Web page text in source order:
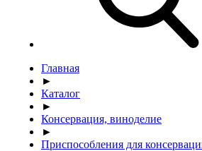
Главная
►
Каталог
►
Консервация, виноделие
►
Приспособления для